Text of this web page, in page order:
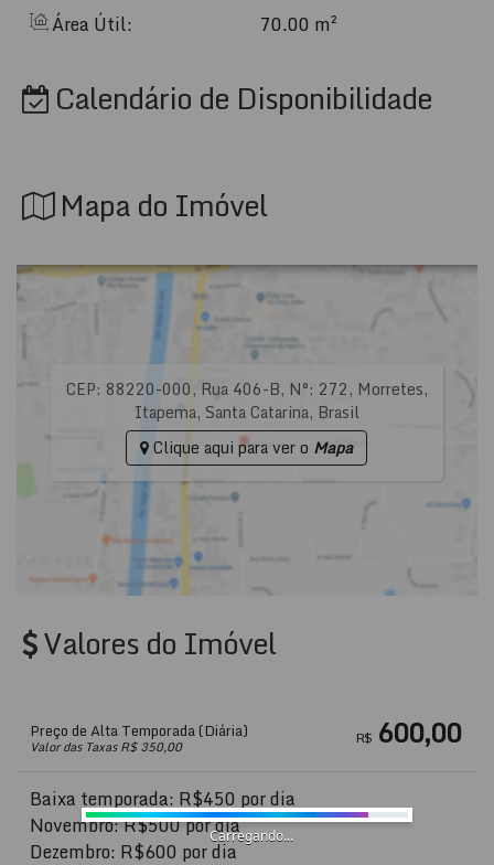
Área Útil:
70.00 m²
Calendário de Disponibilidade
Mapa do Imóvel
CEP: 88220-000, Rua 406-B, N°: 272, Morretes,
Itapema, Santa Catarina, Brasil
Clique aqui para ver o Mapa
Valores do Imóvel
R$ 600,00
Preço de Alta Temporada (Diária)
Valor das Taxas R$ 350,00
Baixa temporada: R$450 por dia
Novembro: R$500 por dia
Dezembro: R$600 por dia
Carregando...